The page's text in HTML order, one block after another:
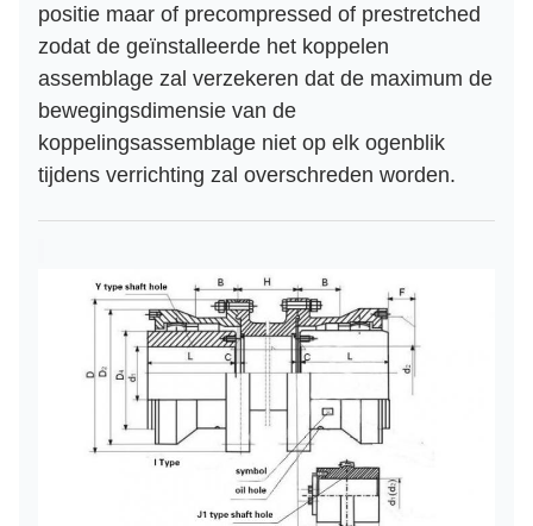
positie maar of precompressed of prestretched
zodat de geïnstalleerde het koppelen
assemblage zal verzekeren dat de maximum de
bewegingsdimensie van de
koppelingsassemblage niet op elk ogenblik
tijdens verrichting zal overschreden worden.